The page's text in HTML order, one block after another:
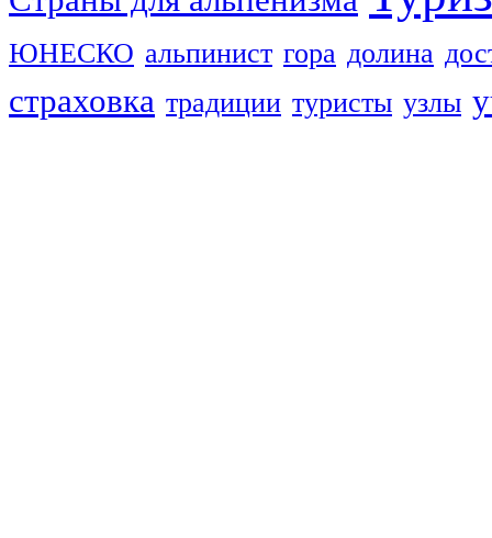
ЮНЕСКО альпинист гора долина
страховка традиции туристы узлы